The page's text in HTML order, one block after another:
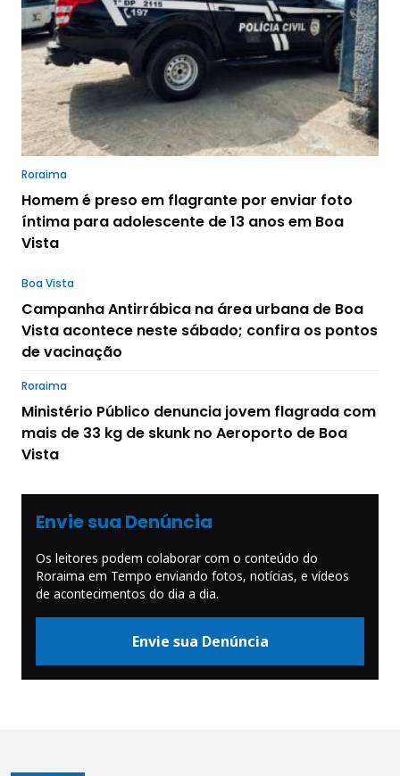
Roraima
Homem é preso em flagrante por enviar foto
íntima para adolescente de 13 anos em Boa
Vista
Boa Vista
Campanha Antirrábica na área urbana de Boa
Vista acontece neste sábado; confira os pontos
de vacinação
Roraima
Ministério Público denuncia jovem flagrada com
mais de 33 kg de skunk no Aeroporto de Boa
Vista
Envie sua Denúncia
Os leitores podem colaborar com o conteúdo do
Roraima em Tempo enviando fotos, notícias, e vídeos
de acontecimentos do dia a dia.
Envie sua Denúncia